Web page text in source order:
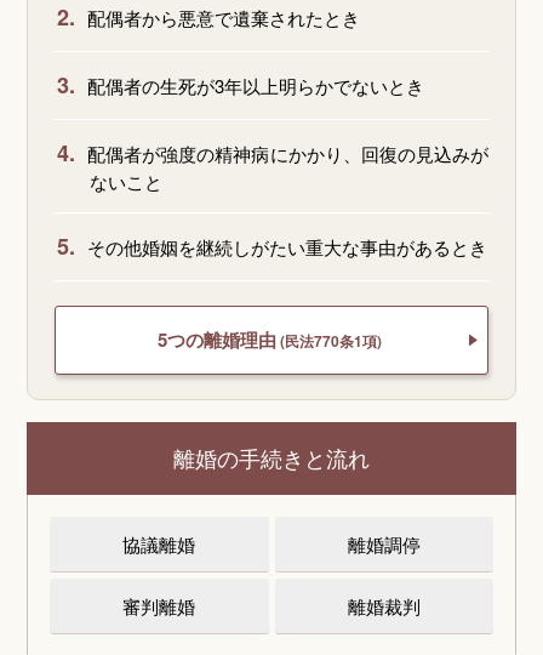
2. 配偶者から悪意で遺棄されたとき
3. 配偶者の生死が3年以上明らかでないとき
4. 配偶者が強度の精神病にかかり、回復の見込みが
ないこと
5. その他婚姻を継続しがたい重大な事由があるとき
5つの離婚理由 (民法770条1項)
離婚の手続きと流れ
協議離婚 離婚調停
審判離婚 離婚裁判